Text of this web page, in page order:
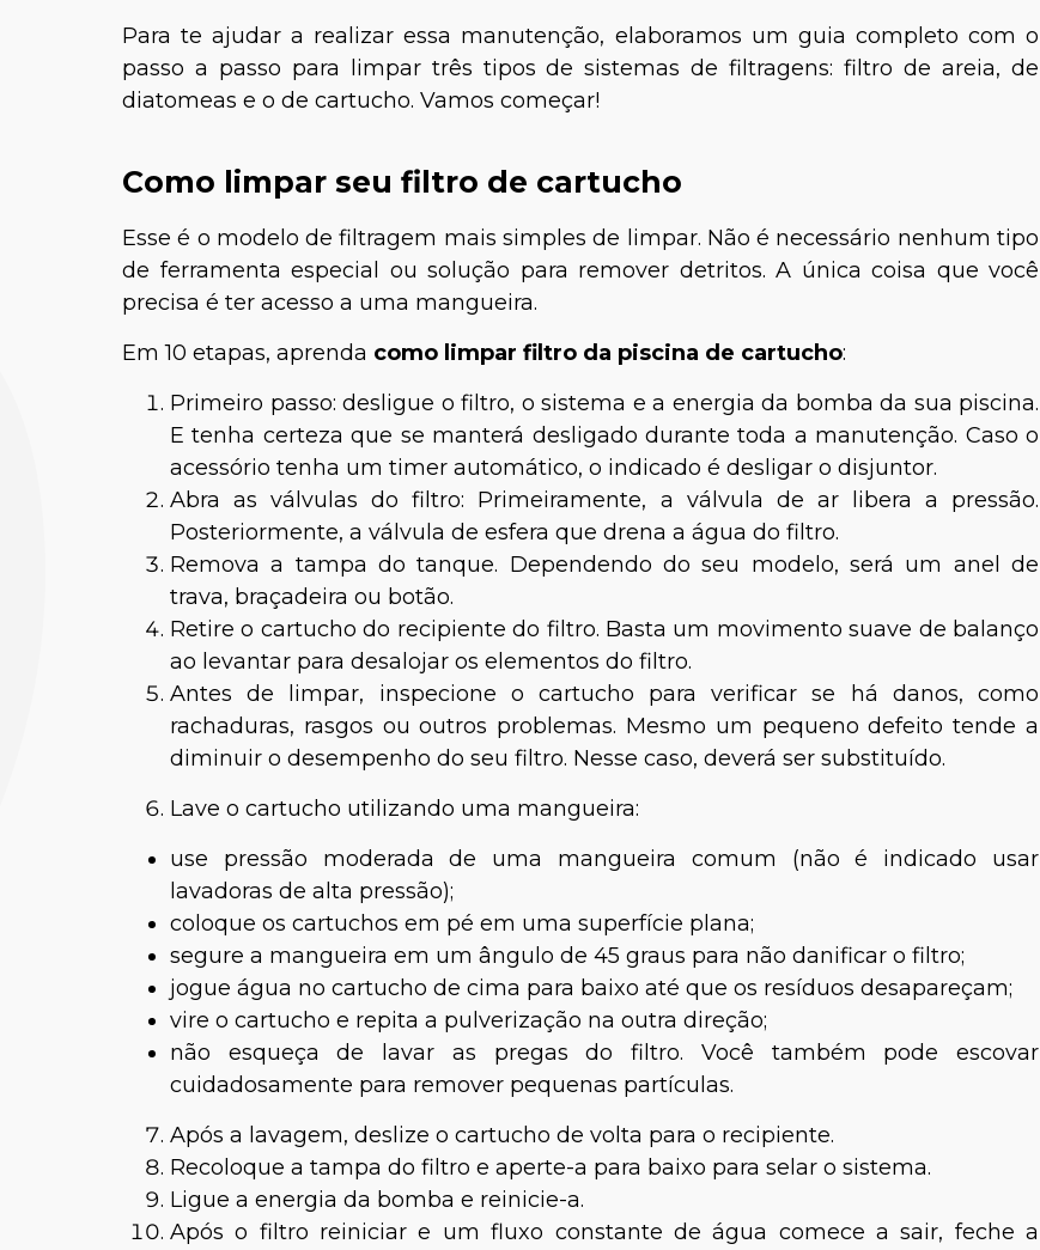
Para te ajudar a realizar essa manutenção, elaboramos um guia completo com o
passo a passo para limpar três tipos de sistemas de filtragens: filtro de areia, de
diatomeas e o de cartucho. Vamos começar!
Como limpar seu filtro de cartucho
Esse é o modelo de filtragem mais simples de limpar. Não é necessário nenhum tipo
de ferramenta especial ou solução para remover detritos. A única coisa que você
precisa é ter acesso a uma mangueira.
Em 10 etapas, aprenda como limpar filtro da piscina de cartucho:
Primeiro passo: desligue o filtro, o sistema e a energia da bomba da sua piscina.
E tenha certeza que se manterá desligado durante toda a manutenção. Caso o
acessório tenha um timer automático, o indicado é desligar o disjuntor.
Abra as válvulas do filtro: Primeiramente, a válvula de ar libera a pressão.
Posteriormente, a válvula de esfera que drena a água do filtro.
Remova a tampa do tanque. Dependendo do seu modelo, será um anel de
trava, braçadeira ou botão.
Retire o cartucho do recipiente do filtro. Basta um movimento suave de balanço
ao levantar para desalojar os elementos do filtro.
Antes de limpar, inspecione o cartucho para verificar se há danos, como
rachaduras, rasgos ou outros problemas. Mesmo um pequeno defeito tende a
diminuir o desempenho do seu filtro. Nesse caso, deverá ser substituído.
Lave o cartucho utilizando uma mangueira:
use pressão moderada de uma mangueira comum (não é indicado usar
lavadoras de alta pressão);
coloque os cartuchos em pé em uma superfície plana;
segure a mangueira em um ângulo de 45 graus para não danificar o filtro;
jogue água no cartucho de cima para baixo até que os resíduos desapareçam;
vire o cartucho e repita a pulverização na outra direção;
não esqueça de lavar as pregas do filtro. Você também pode escovar
cuidadosamente para remover pequenas partículas.
Após a lavagem, deslize o cartucho de volta para o recipiente.
Recoloque a tampa do filtro e aperte-a para baixo para selar o sistema.
Ligue a energia da bomba e reinicie-a.
Após o filtro reiniciar e um fluxo constante de água comece a sair, feche a
Luiz Lisboa
Biólogo